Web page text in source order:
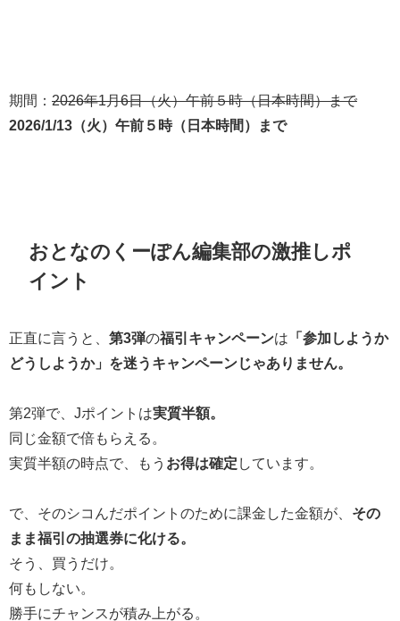
期間： 2026年1月6日（火）午前５時（日本時間）まで
2026/1/13（火） 午前５時（日本時間） まで
おとなのくーぽん編集部の激推しポ
イント
正直に言うと、 第3弾の福引キャンペーンは 「参加しようか
どうしようか」を迷うキャンペーンじゃありません。
第2弾で、Jポイントは実質半額。
同じ金額で倍もらえる。
実質半額の時点で、もう お得は確定 しています。
で、そのシコんだポイントのために課金した金額が、 その
まま福引の抽選券に化ける。
そう、買うだけ。
何もしない。
勝手にチャンスが積み上がる。